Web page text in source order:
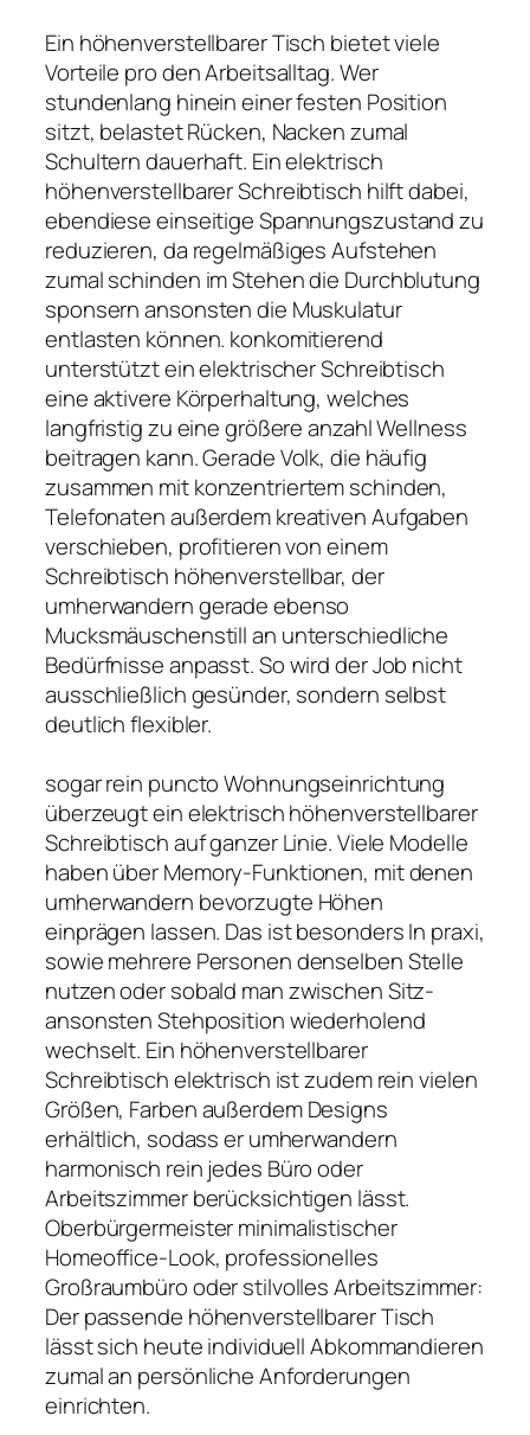
Ein höhenverstellbarer Tisch bietet viele
Vorteile pro den Arbeitsalltag. Wer
stundenlang hinein einer festen Position
sitzt, belastet Rücken, Nacken zumal
Schultern dauerhaft. Ein elektrisch
höhenverstellbarer Schreibtisch hilft dabei,
ebendiese einseitige Spannungszustand zu
reduzieren, da regelmäßiges Aufstehen
zumal schinden im Stehen die Durchblutung
sponsern ansonsten die Muskulatur
entlasten können. konkomitierend
unterstützt ein elektrischer Schreibtisch
eine aktivere Körperhaltung, welches
langfristig zu eine größere anzahl Wellness
beitragen kann. Gerade Volk, die häufig
zusammen mit konzentriertem schinden,
Telefonaten außerdem kreativen Aufgaben
verschieben, profitieren von einem
Schreibtisch höhenverstellbar, der
umherwandern gerade ebenso
Mucksmäuschenstill an unterschiedliche
Bedürfnisse anpasst. So wird der Job nicht
ausschließlich gesünder, sondern selbst
deutlich flexibler.
sogar rein puncto Wohnungseinrichtung
überzeugt ein elektrisch höhenverstellbarer
Schreibtisch auf ganzer Linie. Viele Modelle
haben über Memory-Funktionen, mit denen
umherwandern bevorzugte Höhen
einprägen lassen. Das ist besonders In praxi,
sowie mehrere Personen denselben Stelle
nutzen oder sobald man zwischen Sitz-
ansonsten Stehposition wiederholend
wechselt. Ein höhenverstellbarer
Schreibtisch elektrisch ist zudem rein vielen
Größen, Farben außerdem Designs
erhältlich, sodass er umherwandern
harmonisch rein jedes Büro oder
Arbeitszimmer berücksichtigen lässt.
Oberbürgermeister minimalistischer
Homeoffice-Look, professionelles
Großraumbüro oder stilvolles Arbeitszimmer:
Der passende höhenverstellbarer Tisch
lässt sich heute individuell Abkommandieren
zumal an persönliche Anforderungen
einrichten.